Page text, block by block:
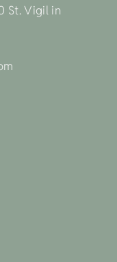
St. Vigil in